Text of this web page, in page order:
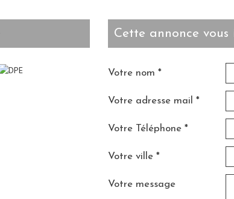
cette annonce vous
Votre nom *
Votre adresse mail *
Votre Téléphone *
Votre ville *
Votre message